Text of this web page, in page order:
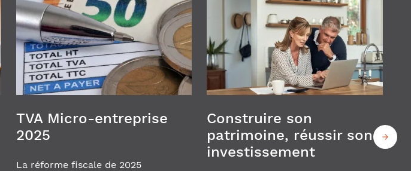
TVA Micro-entreprise
2025
La réforme fiscale de 2025
Construire son
patrimoine, réussir son
investissement